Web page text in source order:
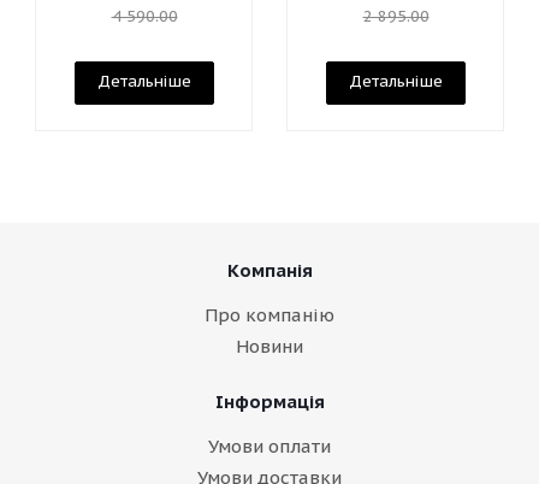
4 590.00
Детальніше
2 895.00
Детальніше
Компанія
Про компанію
Новини
Інформація
Умови оплати
Умови доставки